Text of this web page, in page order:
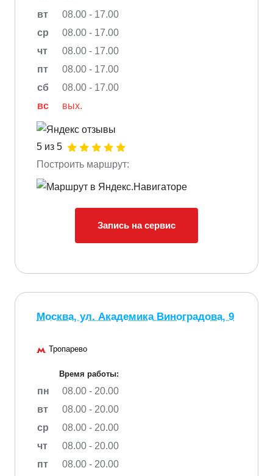
вт
08.00 - 17.00
ср
08.00 - 17.00
чт
08.00 - 17.00
пт
08.00 - 17.00
сб
08.00 - 17.00
вс
вых.
5 из 5
Построить маршрут:
Запись на сервис
Москва, ул. Академика Виноградова, 9
Тропарево
Время работы:
пн
08.00 - 20.00
вт
08.00 - 20.00
ср
08.00 - 20.00
чт
08.00 - 20.00
пт
08.00 - 20.00